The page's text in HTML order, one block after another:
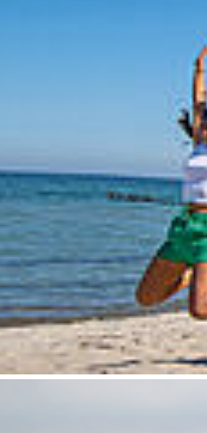
+49 3831 456 680
und Informatik